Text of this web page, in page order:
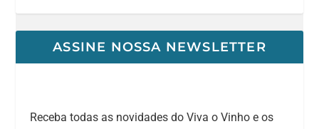
ASSINE NOSSA NEWSLETTER
Receba todas as novidades do Viva o Vinho e os